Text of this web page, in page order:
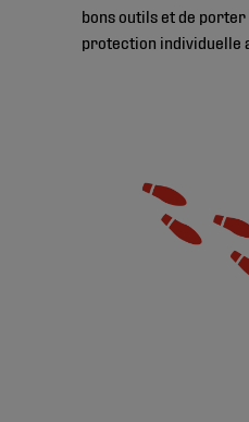
bons outils et de
protection individuelle